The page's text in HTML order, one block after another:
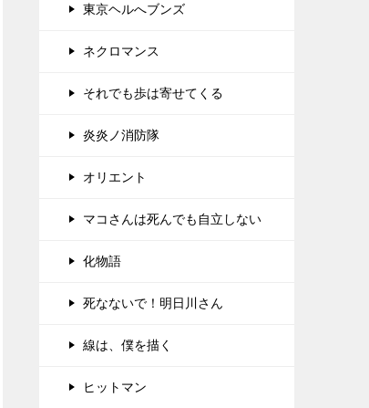
東京ヘルへブンズ
ネクロマンス
それでも歩は寄せてくる
炎炎ノ消防隊
オリエント
マコさんは死んでも自立しない
化物語
死なないで！明日川さん
線は、僕を描く
ヒットマン